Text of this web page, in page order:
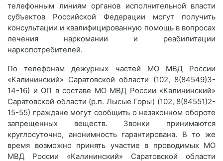
телефонным линиям органов исполнительной власти
субъектов Российской Федерации могут получить
консультации и квалифицированную помощь в вопросах
лечения наркомании и реабилитации
наркопотребителей.
По телефонам дежурных частей МО МВД России
«Калининский» Саратовской области (102, 8(84549)3-
14-16) и ОП в составе МО МВД России «Калининский»
Саратовской области (р.п. Лысые Горы) (102, 8(84551)2-
15-55) граждане могут сообщить о незаконном обороте
запрещенных веществ. Звонки принимаются
круглосуточно, анонимность гарантирована. В то же
время возможно принять участие в проводимых МО
МВД России «Калининский» Саратовской области